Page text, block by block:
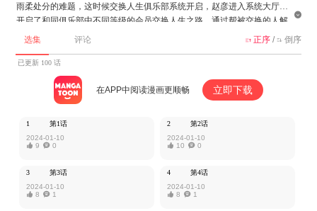
雨柔处分的难题，这时候交换人生俱乐部系统开启，赵彦进入系统大厅，
开启了和同俱乐部中不同等级的会员交换人生之路。通过帮被交换的人解
决问题，完成梦想，兑换道具，强化体能，终于一步步走上了出任CEO，
该作品由厦门一八一九授权MangaToon发布，内容仅为作者本人观点，不
代表MangaToon所持立场。

选集 评论  正序/  倒序
已更新 100 话
在APP中阅读漫画更顺畅 立即下载
1
第1话
2024-01-10
 9 0
2
第2话
2024-01-10
 10 0
3
第3话
2024-01-10
 8 1
4
第4话
2024-01-10
 8 1